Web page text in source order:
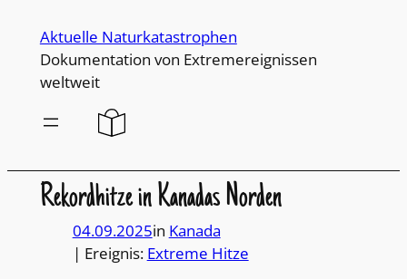
Inhalt
wechseln
Aktuelle Naturkatastrophen
Dokumentation von Extremereignissen
weltweit
Rekordhitze in Kanadas Norden
04.09.2025in Kanada
| Ereignis: Extreme Hitze